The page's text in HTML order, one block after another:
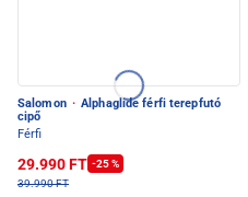
Salomon · Alphaglide férfi terepfutó
cipő
Férfi
29.990 FT -25 %
39.990 FT